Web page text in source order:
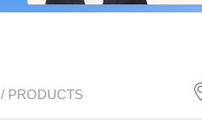
/ PRODUCTS